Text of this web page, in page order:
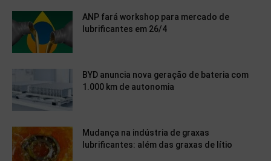
ANP fará workshop para mercado de
lubrificantes em 26/4
BYD anuncia nova geração de bateria com
1.000 km de autonomia
Mudança na indústria de graxas
lubrificantes: além das graxas de lítio